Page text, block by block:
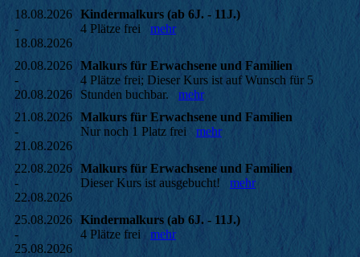
18.08.2026
-
18.08.2026
Kindermalkurs (ab 6J. - 11J.)
4 Plätze frei mehr
20.08.2026
-
20.08.2026
Malkurs für Erwachsene und Familien
4 Plätze frei; Dieser Kurs ist auf Wunsch für 5
Stunden buchbar. mehr
21.08.2026
-
21.08.2026
Malkurs für Erwachsene und Familien
Nur noch 1 Platz frei mehr
22.08.2026
-
22.08.2026
Malkurs für Erwachsene und Familien
Dieser Kurs ist ausgebucht! mehr
25.08.2026
-
25.08.2026
Kindermalkurs (ab 6J. - 11J.)
4 Plätze frei mehr